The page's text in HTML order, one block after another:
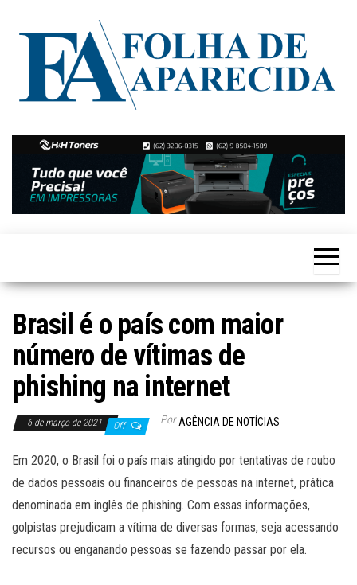
Folha de
Aparecida
Notícias
de
Aparecida
de
Goiânia
Brasil é o país com maior
número de vítimas de
phishing na internet
6 de março de 2021 Off Por AGÊNCIA DE NOTÍCIAS
Em 2020, o Brasil foi o país mais atingido por tentativas de roubo
de dados pessoais ou financeiros de pessoas na internet, prática
denominada em inglês de phishing. Com essas informações,
golpistas prejudicam a vítima de diversas formas, seja acessando
recursos ou enganando pessoas se fazendo passar por ela.